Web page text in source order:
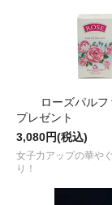
ローズパル
プレゼント
3,080円(税込)
女子力アップの華や
り！